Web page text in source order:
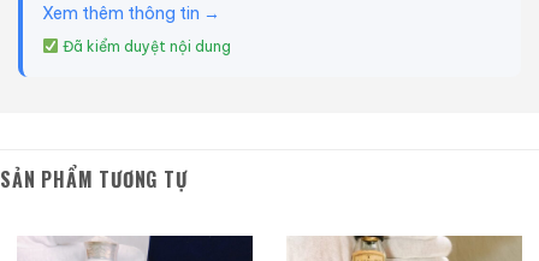
Xem thêm thông tin →
Đã kiểm duyệt nội dung
SẢN PHẨM TƯƠNG TỰ